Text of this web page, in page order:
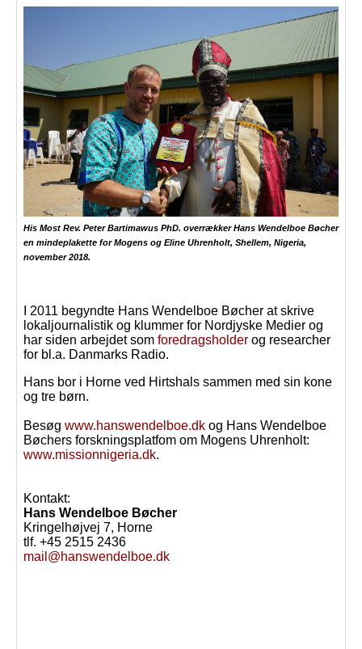
His Most Rev. Peter Bartimawus PhD. overrækker Hans Wendelboe Bøcher
en mindeplakette for Mogens og Eline Uhrenholt, Shellem, Nigeria,
november 2018.
I 2011 begyndte Hans Wendelboe Bøcher at skrive
lokaljournalistik og klummer for Nordjyske Medier og
har siden arbejdet som foredragsholder og researcher
for bl.a. Danmarks Radio.
Hans bor i Horne ved Hirtshals sammen med sin kone
og tre børn.
Besøg www.hanswendelboe.dk og Hans Wendelboe
Bøchers forskningsplatfom om Mogens Uhrenholt:
www.missionnigeria.dk.
Kontakt:
Hans Wendelboe Bøcher
Kringelhøjvej 7, Horne
tlf. +45 2515 2436
mail@hanswendelboe.dk